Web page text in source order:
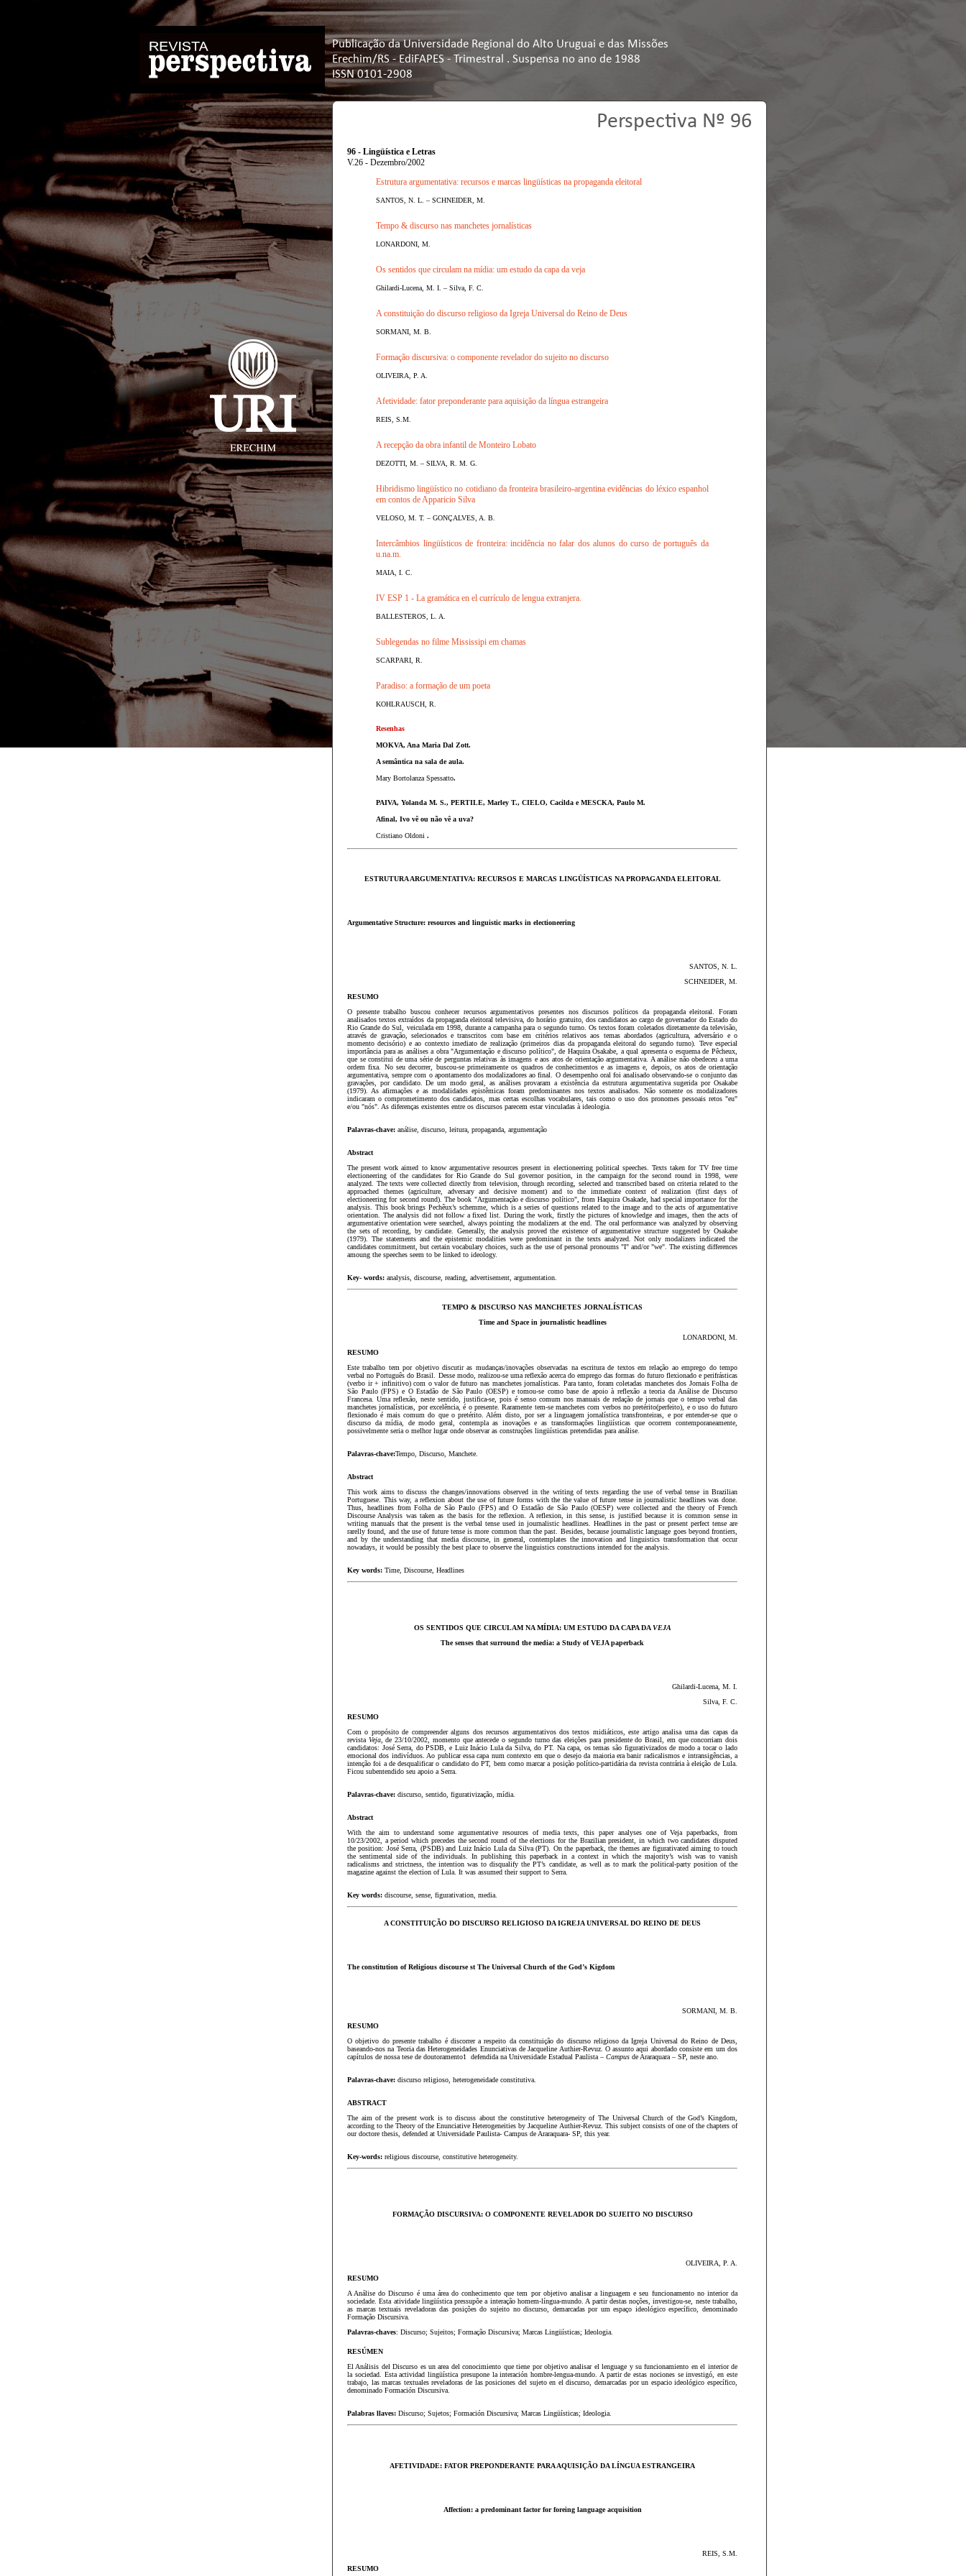
Publicação da Universidade Regional do Alto Uruguai e das Missões
Erechim/RS - EdiFAPES - Trimestral . Suspensa no ano de 1988
ISSN 0101-2908
Perspectiva Nº 96
96 - Lingüística e Letras
V.26 - Dezembro/2002
Estrutura argumentativa: recursos e marcas lingüísticas na propaganda eleitoral
SANTOS, N. L. – SCHNEIDER, M.
Tempo & discurso nas manchetes jornalísticas
LONARDONI, M.
Os sentidos que circulam na mídia: um estudo da capa da veja
Ghilardi-Lucena, M. I. – Silva, F. C.
A constituição do discurso religioso da Igreja Universal do Reino de Deus
SORMANI, M. B.
Formação discursiva: o componente revelador do sujeito no discurso
OLIVEIRA, P. A.
Afetividade: fator preponderante para aquisição da língua estrangeira
REIS, S.M.
A recepção da obra infantil de Monteiro Lobato
DEZOTTI, M. – SILVA, R. M. G.
Hibridismo lingüístico no cotidiano da fronteira brasileiro-argentina evidências do léxico espanhol
em contos de Apparicio Silva
VELOSO, M. T. – GONÇALVES, A. B.
Intercâmbios lingüísticos de fronteira: incidência no falar dos alunos do curso de português da
u.na.m.
MAIA, I. C.
IV ESP 1 - La gramática en el currículo de lengua extranjera.
BALLESTEROS, L. A.
Sublegendas no filme Mississipi em chamas
SCARPARI, R.
Paradiso: a formação de um poeta
KOHLRAUSCH, R.
Resenhas
MOKVA, Ana Maria Dal Zott.
A semântica na sala de aula.
Mary Bortolanza Spessatto.
PAIVA, Yolanda M. S., PERTILE, Marley T., CIELO, Cacilda e MESCKA, Paulo M.
Afinal, Ivo vê ou não vê a uva?
Cristiano Oldoni .
ESTRUTURA ARGUMENTATIVA: RECURSOS E MARCAS LINGÜÍSTICAS NA PROPAGANDA ELEITORAL
Argumentative Structure: resources and linguistic marks in electioneering
SANTOS, N. L.
SCHNEIDER, M.
RESUMO
O presente trabalho buscou conhecer recursos argumentativos presentes nos discursos políticos da propaganda eleitoral. Foram
analisados textos extraídos da propaganda eleitoral televisiva, do horário gratuito, dos candidatos ao cargo de governador do Estado do
Rio Grande do Sul, veiculada em 1998, durante a campanha para o segundo turno. Os textos foram coletados diretamente da televisão,
através de gravação, selecionados e transcritos com base em critérios relativos aos temas abordados (agricultura, adversário e o
momento decisório) e ao contexto imediato de realização (primeiros dias da propaganda eleitoral do segundo turno). Teve especial
importância para as análises a obra "Argumentação e discurso político", de Haquira Osakabe, a qual apresenta o esquema de Pêcheux,
que se constitui de uma série de perguntas relativas às imagens e aos atos de orientação argumentativa. A análise não obedeceu a uma
ordem fixa. No seu decorrer, buscou-se primeiramente os quadros de conhecimentos e as imagens e, depois, os atos de orientação
argumentativa, sempre com o apontamento dos modalizadores ao final. O desempenho oral foi analisado observando-se o conjunto das
gravações, por candidato. De um modo geral, as análises provaram a existência da estrutura argumentativa sugerida por Osakabe
(1979). As afirmações e as modalidades epistêmicas foram predominantes nos textos analisados. Não somente os modalizadores
indicaram o comprometimento dos candidatos, mas certas escolhas vocabulares, tais como o uso dos pronomes pessoais retos "eu"
e/ou "nós". As diferenças existentes entre os discursos parecem estar vinculadas à ideologia.
Palavras-chave: análise, discurso, leitura, propaganda, argumentação
Abstract
The present work aimed to know argumentative resources present in electioneering political speeches. Texts taken for TV free time
electioneering of the candidates for Rio Grande do Sul governor position, in the campaign for the second round in 1998, were
analyzed. The texts were collected directly from television, through recording, selected and transcribed based on criteria related to the
approached themes (agriculture, adversary and decisive moment) and to the immediate context of realization (first days of
electioneering for second round). The book "Argumentação e discurso político", from Haquira Osakade, had special importance for the
analysis. This book brings Pechêux’s schemme, which is a series of questions related to the image and to the acts of argumentative
orientation. The analysis did not follow a fixed list. During the work, firstly the pictures of knowledge and images, then the acts of
argumentative orientation were searched, always pointing the modalizers at the end. The oral performance was analyzed by observing
the sets of recording, by candidate. Generally, the analysis proved the existence of argumentative structure suggested by Osakabe
(1979). The statements and the epistemic modalities were predominant in the texts analyzed. Not only modalizers indicated the
candidates commitment, but certain vocabulary choices, such as the use of personal pronoums "I" and/or "we". The existing differences
amoung the speeches seem to be linked to ideology.
Key- words: analysis, discourse, reading, advertisement, argumentation.
TEMPO & DISCURSO NAS MANCHETES JORNALÍSTICAS
Time and Space in journalistic headlines
LONARDONI, M.
RESUMO
Este trabalho tem por objetivo discutir as mudanças/inovações observadas na escritura de textos em relação ao emprego do tempo
verbal no Português do Brasil. Desse modo, realizou-se uma reflexão acerca do emprego das formas do futuro flexionado e perifrásticas
(verbo ir + infinitivo) com o valor de futuro nas manchetes jornalísticas. Para tanto, foram coletadas manchetes dos Jornais Folha de
São Paulo (FPS) e O Estadão de São Paulo (OESP) e tomou-se como base de apoio à reflexão a teoria da Análise de Discurso
Francesa. Uma reflexão, neste sentido, justifica-se, pois é senso comum nos manuais de redação de jornais que o tempo verbal das
manchetes jornalísticas, por excelência, é o presente. Raramente tem-se manchetes com verbos no pretérito(perfeito), e o uso do futuro
flexionado é mais comum do que o pretérito. Além disto, por ser a linguagem jornalística transfronteiras, e por entender-se que o
discurso da mídia, de modo geral, contempla as inovações e as transformações lingüísticas que ocorrem contemporaneamente,
possivelmente seria o melhor lugar onde observar as construções lingüísticas pretendidas para análise.
Palavras-chave:Tempo, Discurso, Manchete.
Abstract
This work aims to discuss the changes/innovations observed in the writing of texts regarding the use of verbal tense in Brazilian
Portuguese. This way, a reflexion about the use of future forms with the the value of future tense in journalistic headlines was done.
Thus, headlines from Folha de São Paulo (FPS) and O Estadão de São Paulo (OESP) were collected and the theory of French
Discourse Analysis was taken as the basis for the reflexion. A reflexion, in this sense, is justified because it is common sense in
writing manuals that the present is the verbal tense used in journalistic headlines. Headlines in the past or present perfect tense are
rarelly found, and the use of future tense is more common than the past. Besides, because journalistic language goes beyond frontiers,
and by the understanding that media discourse, in general, contemplates the innovation and linguistics transformation that occur
nowadays, it would be possibly the best place to observe the linguistics constructions intended for the analysis.
Key words: Time, Discourse, Headlines
OS SENTIDOS QUE CIRCULAM NA MÍDIA: UM ESTUDO DA CAPA DAVEJA
The senses that surround the media: a Study of VEJA paperback
Ghilardi-Lucena, M. I.
Silva, F. C.
RESUMO
Com o propósito de compreender alguns dos recursos argumentativos dos textos midiáticos, este artigo analisa uma das capas da
revista Veja, de 23/10/2002, momento que antecede o segundo turno das eleições para presidente do Brasil, em que concorriam dois
candidatos: José Serra, do PSDB, e Luiz Inácio Lula da Silva, do PT. Na capa, os temas são figurativizados de modo a tocar o lado
emocional dos indivíduos. Ao publicar essa capa num contexto em que o desejo da maioria era banir radicalismos e intransigências, a
intenção foi a de desqualificar o candidato do PT, bem como marcar a posição político-partidária da revista contrária à eleição de Lula.
Ficou subentendido seu apoio a Serra.
Palavras-chave: discurso, sentido, figurativização, mídia.
Abstract
With the aim to understand some argumentative resources of media texts, this paper analyses one of Veja paperbacks, from
10/23/2002, a period which precedes the second round of the elections for the Brazilian president, in which two candidates disputed
the position: José Serra, (PSDB) and Luiz Inácio Lula da Silva (PT). On the paperback, the themes are figurativated aiming to touch
the sentimental side of the individuals. In publishing this paperback in a context in which the majority’s wish was to vanish
radicalisms and strictness, the intention was to disqualify the PT’s candidate, as well as to mark the political-party position of the
magazine against the election of Lula. It was assumed their support to Serra.
Key words: discourse, sense, figurativation, media.
A CONSTITUIÇÃO DO DISCURSO RELIGIOSO DA IGREJA UNIVERSAL DO REINO DE DEUS
The constitution of Religious discourse st The Universal Church of the God’s Kigdom
SORMANI, M. B.
RESUMO
O objetivo do presente trabalho é discorrer a respeito da constituição do discurso religioso da Igreja Universal do Reino de Deus,
baseando-nos na Teoria das Heterogeneidades Enunciativas de Jacqueline Authier-Revuz. O assunto aqui abordado consiste em um dos
capítulos de nossa tese de doutoramento1 defendida na Universidade Estadual Paulista – Campus de Araraquara – SP, neste ano.
Palavras-chave: discurso religioso, heterogeneidade constitutiva.
ABSTRACT
The aim of the present work is to discuss about the constitutive heterogeneity of The Universal Church of the God’s Kingdom,
according to the Theory of the Enunciative Heterogeneities by Jacqueline Authier-Revuz. This subject consists of one of the chapters of
our doctore thesis, defended at Universidade Paulista- Campus de Araraquara- SP, this year.
Key-words: religious discourse, constitutive heterogeneity.
FORMAÇÃO DISCURSIVA: O COMPONENTE REVELADOR DO SUJEITO NO DISCURSO
OLIVEIRA, P. A.
RESUMO
A Análise do Discurso é uma área do conhecimento que tem por objetivo analisar a linguagem e seu funcionamento no interior da
sociedade. Esta atividade lingüística pressupõe a interação homem-língua-mundo. A partir destas noções, investigou-se, neste trabalho,
as marcas textuais reveladoras das posições do sujeito no discurso, demarcadas por um espaço ideológico específico, denominado
Formação Discursiva.
Palavras-chaves: Discurso; Sujeitos; Formação Discursiva; Marcas Lingüísticas; Ideologia.
RESÚMEN
El Análisis del Discurso es un area del conocimiento que tiene por objetivo analisar el lenguage y su funcionamiento en el interior de
la sociedad. Esta actividad lingüística presupone la interación hombre-lengua-mundo. A partir de estas nociones se investigó, en este
trabajo, las marcas textuales reveladoras de las posiciones del sujeto en el discurso, demarcadas por un espacio ideológico específico,
denominado Formación Discursiva.
Palabras llaves: Discurso; Sujetos; Formación Discursiva; Marcas Lingüísticas; Ideologia.
AFETIVIDADE: FATOR PREPONDERANTE PARA AQUISIÇÃO DA LÍNGUA ESTRANGEIRA
Affection: a predominant factor for foreing language acquisition
REIS, S.M.
RESUMO